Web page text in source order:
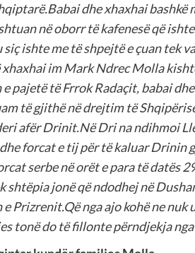
dhe xhaxhai
në oborr të kafenesë që
ishte me të shpejtë e çuan tek
xhaxhai im Mark Ndrec Molla
pajetë të Frrok Radaçit, babai
të gjithë në drejtim të
afër Drinit.Në Dri na ndihmoi
forcat e tij për të kaluar Drinin
serbe në orët e para të datës
shtëpia jonë që ndodhej në
Prizrenit.Që nga ajo kohë ne nuk
tonë do të fillonte përndjekja